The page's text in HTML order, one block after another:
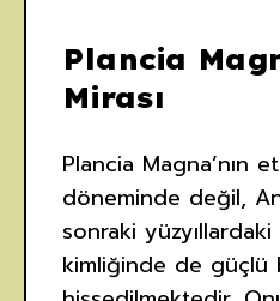
Plancia
Mirası
Plancia Magna’nın
döneminde değil,
sonraki
kimliğinde de güçlü